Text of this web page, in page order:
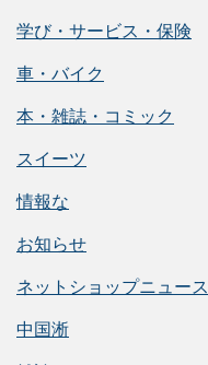
学び・サービス・保険
車・バイク
本・雑誌・コミック
スイーツ
情報な
お知らせ
ネットショップニュース
中国淅